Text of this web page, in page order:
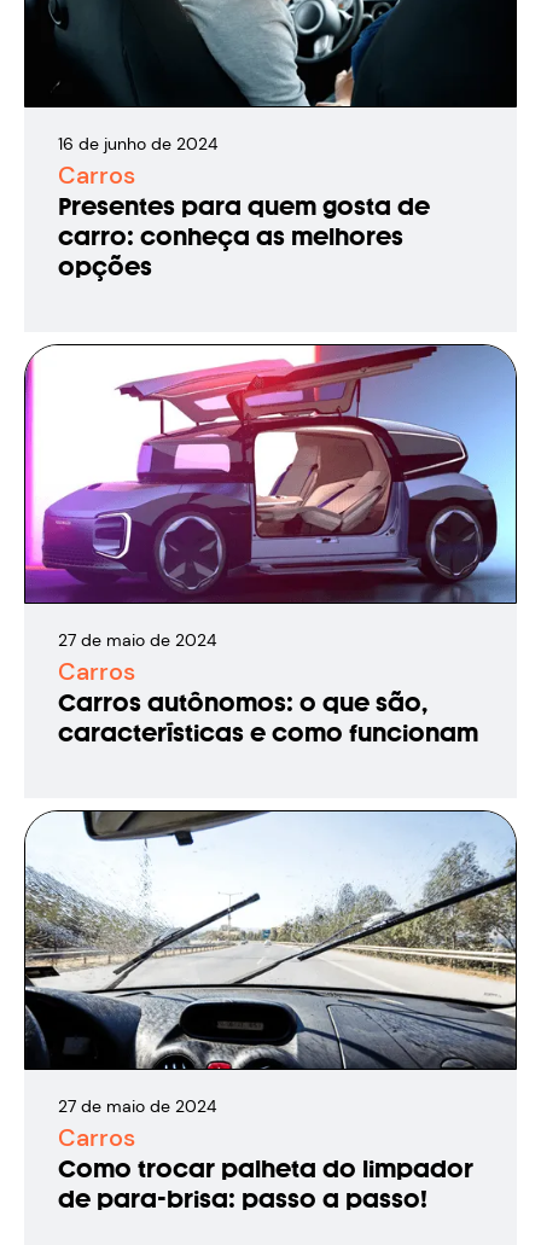
16 de junho de 2024
Carros
Presentes para quem gosta de
carro: conheça as melhores
opções
27 de maio de 2024
Carros
Carros autônomos: o que são,
características e como funcionam
27 de maio de 2024
Carros
Como trocar palheta do limpador
de para-brisa: passo a passo!